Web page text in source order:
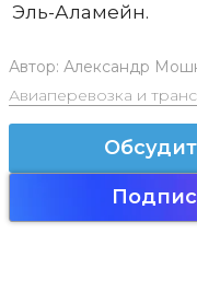
Эль-Аламейн.
Автор: Александр
Авиаперевозка и